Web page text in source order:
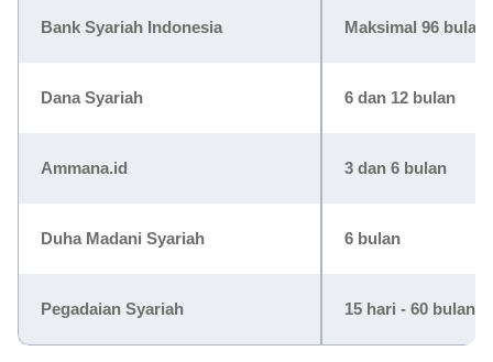
Bank Syariah Indonesia Maksimal 96 bulan
Dana Syariah 6 dan 12 bulan
Ammana.id 3 dan 6 bulan
Duha Madani Syariah 6 bulan
Pegadaian Syariah 15 hari - 60 bulan